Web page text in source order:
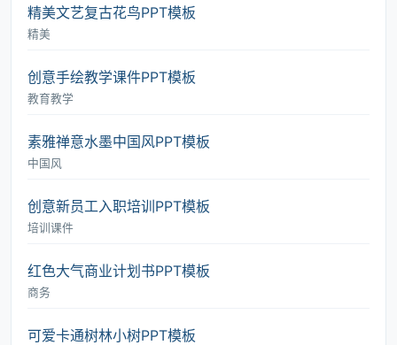
精美文艺复古花鸟PPT模板
精美
创意手绘教学课件PPT模板
教育教学
素雅禅意水墨中国风PPT模板
中国风
创意新员工入职培训PPT模板
培训课件
红色大气商业计划书PPT模板
商务
可爱卡通树林小树PPT模板